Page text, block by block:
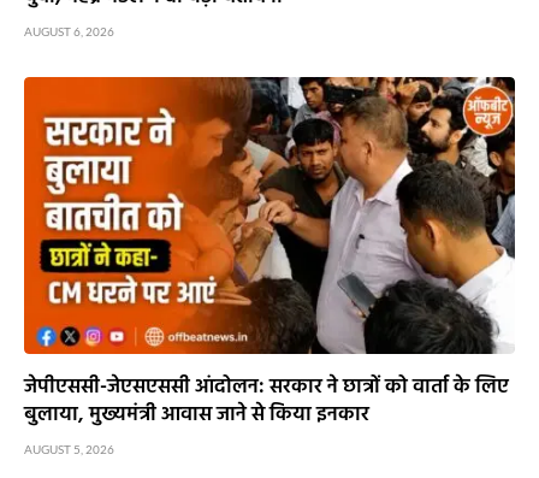
AUGUST 6, 2026
जेपीएससी-जेएसएससी आंदोलन: सरकार ने छात्रों को वार्ता के लिए
बुलाया, मुख्यमंत्री आवास जाने से किया इनकार
AUGUST 5, 2026